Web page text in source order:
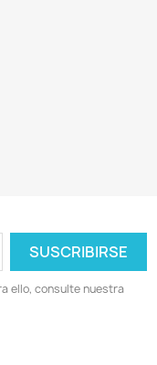
ello, consulte nuestra